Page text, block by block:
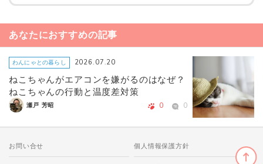
あなたにおすすめの記事
わんにゃとの暮らし 2026.07.20
ねこちゃんがエアコンを嫌がるのはなぜ？
ねこちゃんの行動と温度差対策
瀬戸 芳昭 0 0
お問い合せ 個人情報保護方針